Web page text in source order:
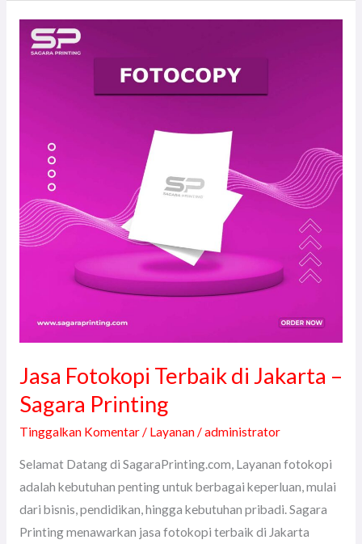
Jasa Fotokopi Terbaik di Jakarta –
Sagara Printing
Tinggalkan Komentar/ Layanan/administrator
Selamat Datang di SagaraPrinting.com, Layanan fotokopi
adalah kebutuhan penting untuk berbagai keperluan, mulai
dari bisnis, pendidikan, hingga kebutuhan pribadi. Sagara
Printing menawarkan jasa fotokopi terbaik di Jakarta
Jasa
Fotokopi
Sagara
Printing